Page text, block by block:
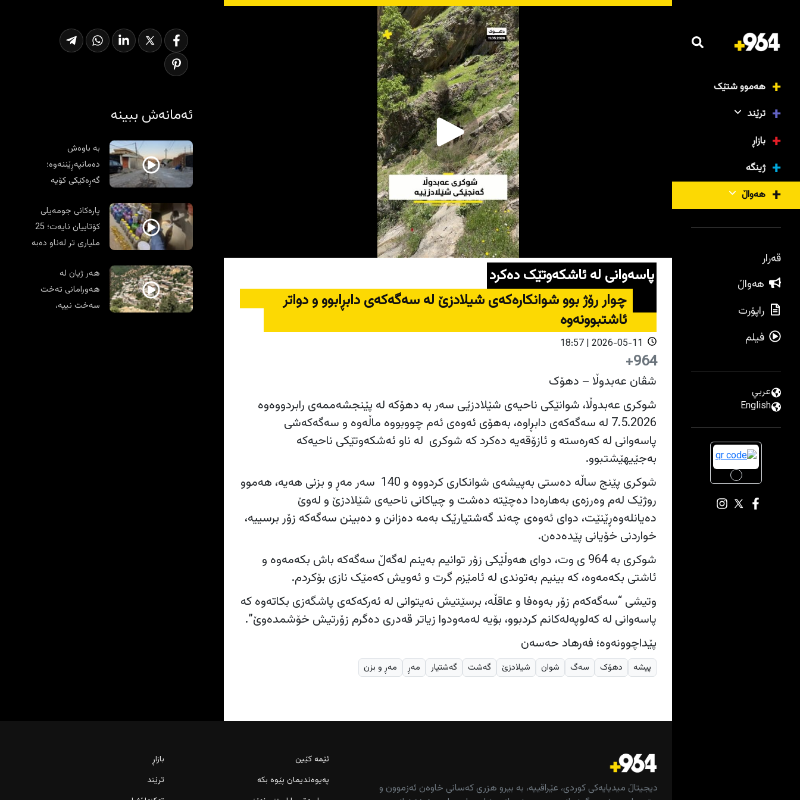
هەموو شتێک
ترێند
بازاڕ
ژینگە
هەواڵ
قەرار
هەواڵ
راپۆرت
فیلم
عربي
English
پاسەوانی لە ئاشکەوتێک دەکرد
چوار رۆژ بوو شوانکارەکەی شیلادزێ لە سەگەکەی دابڕابوو و دواتر
ئاشتبوونەوە
2026-05-11 | 18:57
964+
شڤان عەبدوڵا – دهۆک
شوکری عەبدوڵا، شوانێکی ناحیەی شێلادزێی سەر بە دهۆکە لە پێنجشەممەی رابردووەوە
7.5.2026 لە سەگەکەی دابڕاوە، بەهۆی ئەوەی ئەم چووبووە ماڵەوە و سەگەکەشی
پاسەوانی لە کەرەستە و ئازۆقەیە دەکرد کە شوکری لە ناو ئەشکەوتێکی ناحیەکە
بەجێیهێشتبوو.
شوکری پێنج ساڵە دەستی بەپیشەی شوانکاری کردووە و 140 سەر مەڕ و بزنی هەیە، هەموو
روژێک لەم وەرزەی بەهارەدا دەچێتە دەشت و چیاکانی ناحیەی شێلادزێ و لەوێ
دەیانلەوەڕێنێت، دوای ئەوەی چەند گەشتیارێک بەمە دەزانن و دەبینن سەگەکە زۆر برسییە،
خواردنی خۆیانی پێدەدەن.
شوکری بە 964 ی وت، دوای هەوڵێکی زۆر توانیم بەینم لەگەڵ سەگەکە باش بکەمەوە و
ئاشتی بکەمەوە، کە بینیم بەتوندی لە ئامێزم گرت و ئەویش کەمێک نازی بۆکردم.
وتیشی “سەگەکەم زۆر بەوەفا و عاقڵە، برسێتیش نەیتوانی لە ئەرکەکەی پاشگەزی بکاتەوە کە
پاسەوانی لە کەلوپەلەکانم کردبوو، بۆیە لەمەودوا زیاتر قەدری دەگرم زۆرتیش خۆشمدەوێ”.
پێداچوونەوە؛ فەرهاد حەسەن
پیشە دهۆک سەگ شوان شیلادزێ گەشت گەشتیار مەڕ مەڕ و بزن
ئەمانەش ببینە
بە باوەش
دەمانپەڕێننەوە؛
گەڕەکێکی کۆیە
پارەکانى جومەیلى
کۆتاییان نایەت؛ 25
ملیارى تر لەناو دەبە
هەر ژیان لە
هەورامانی تەخت
سەخت نییە،
دیجیتاڵ میدیایەکی کوردی، عێراقییە، بە بیرو هزری کەسانی خاوەن ئەزموون و
ئێمە کێین
پەیوەندیمان پێوە بکە
بازاڕ
ترێند